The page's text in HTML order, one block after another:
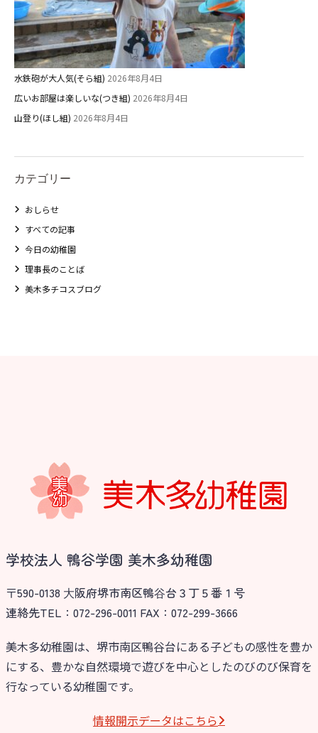
水鉄砲が大人気(そら組) 2026年8月4日
広いお部屋は楽しいな(つき組) 2026年8月4日
山登り(ほし組) 2026年8月4日
カテゴリー
おしらせ
すべての記事
今日の幼稚園
理事長のことば
美木多チコスブログ
学校法人 鴨谷学園 美木多幼稚園
〒590-0138 ⼤阪府堺市南区鴨⾕台３丁５番１号
連絡先TEL：072-296-0011 FAX：072-299-3666
美木多幼稚園は、堺市南区鴨谷台にある子どもの感性を豊か
にする、豊かな自然環境で遊びを中心としたのびのび保育を
行なっている幼稚園です。
情報開⽰データはこちら